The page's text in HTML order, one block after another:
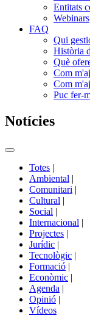
Entitats
Webinars
FAQ
Qui
Història
Què
Com
Com
Puc fer-
Notícies
Commutador
portals
Totes |
Ambiental |
Comunitari |
Cultural |
Social |
Internacional |
Projectes |
Jurídic |
Tecnològic |
Formació |
Econòmic |
Agenda |
Opinió |
Vídeos